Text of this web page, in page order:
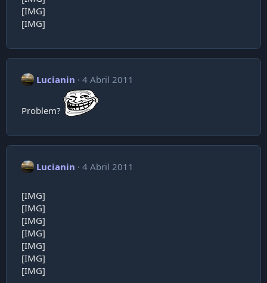
[IMG]
[IMG]
Lucianin 4 Abril 2011
Problem?
Lucianin 4 Abril 2011
[IMG]
[IMG]
[IMG]
[IMG]
[IMG]
[IMG]
[IMG]